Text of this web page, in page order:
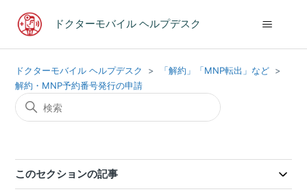
ドクターモバイル ヘルプデスク
ドクターモバイル ヘルプデスク
「解約」「MNP転出」など
解約・MNP予約番号発行の申請
このセクションの記事